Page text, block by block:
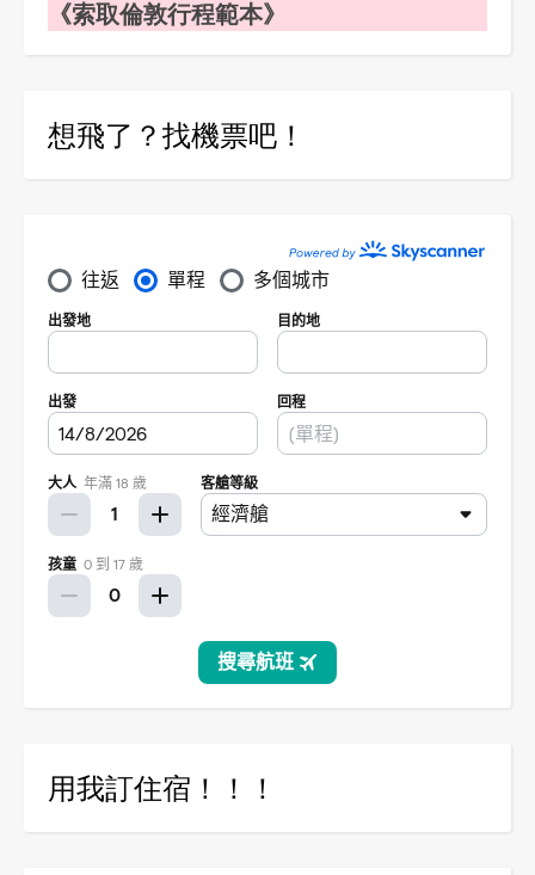
《索取倫敦行程範本》
想飛了？找機票吧！
用我訂住宿！！！